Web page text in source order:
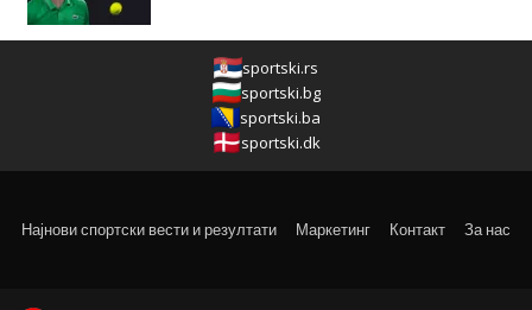
sportski.rs
sportski.bg
sportski.ba
sportski.dk
Најнови спортски вести и резултати Маркетинг Контакт За нас